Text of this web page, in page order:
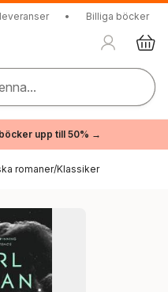
• Billiga böcker
upp till 50% →
romaner/Klassiker